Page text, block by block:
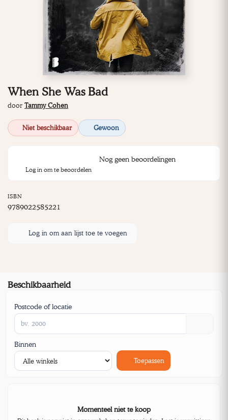
When She Was Bad
door Tammy Cohen
Niet beschikbaar Gewoon
Nog geen beoordelingen
Log in om te beoordelen
ISBN
9789022585221
Log in om aan lijst toe te voegen
Beschikbaarheid
Postcode of locatie
Binnen
Toepassen
Momenteel niet te koop